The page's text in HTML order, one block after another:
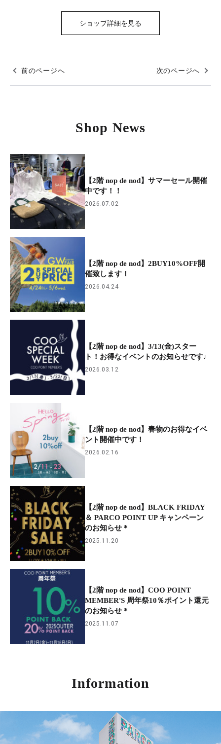
ショップ詳細を見る
前のページへ 次のページへ
Shop News
【2階 nop de nod】サマーセール開催
中です！！
2026.07.02
【2階 nop de nod】2BUY10%OFF開
催致します！
2026.04.24
【2階 nop de nod】3/13(金)スター
ト！お得なイベントのお知らせです♩
2026.03.12
【2階 nop de nod】春物のお得なイベ
ント開催中です！
2026.02.16
【2階 nop de nod】BLACK FRIDAY
＆ PARCO POINT UP キャンペーン
のお知らせ＊
2025.11.20
【2階 nop de nod】COO POINT
MEMBER'S 周年祭10％ポイント還元
のお知らせ＊
2025.11.07
Information